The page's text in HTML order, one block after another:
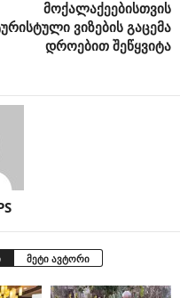
მოქალაქეებისთვის
ვიზების გაცემა
დროებით შეწყვიტა
მეტი ავტორი